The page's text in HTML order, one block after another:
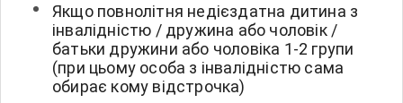
Якщо повнолітня недієздатна дитина з
інвалідністю / дружина або чоловік /
батьки дружини або чоловіка 1-2 групи
(при цьому особа з інвалідністю сама
обирає кому відстрочка)